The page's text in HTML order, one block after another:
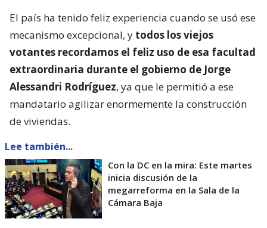
El país ha tenido feliz experiencia cuando se usó ese
mecanismo excepcional, y todos los viejos
votantes recordamos el feliz uso de esa facultad
extraordinaria durante el gobierno de Jorge
Alessandri Rodríguez, ya que le permitió a ese
mandatario agilizar enormemente la construcción
de viviendas.
Lee también...
Con la DC en la mira: Este martes
inicia discusión de la
megarreforma en la Sala de la
Cámara Baja